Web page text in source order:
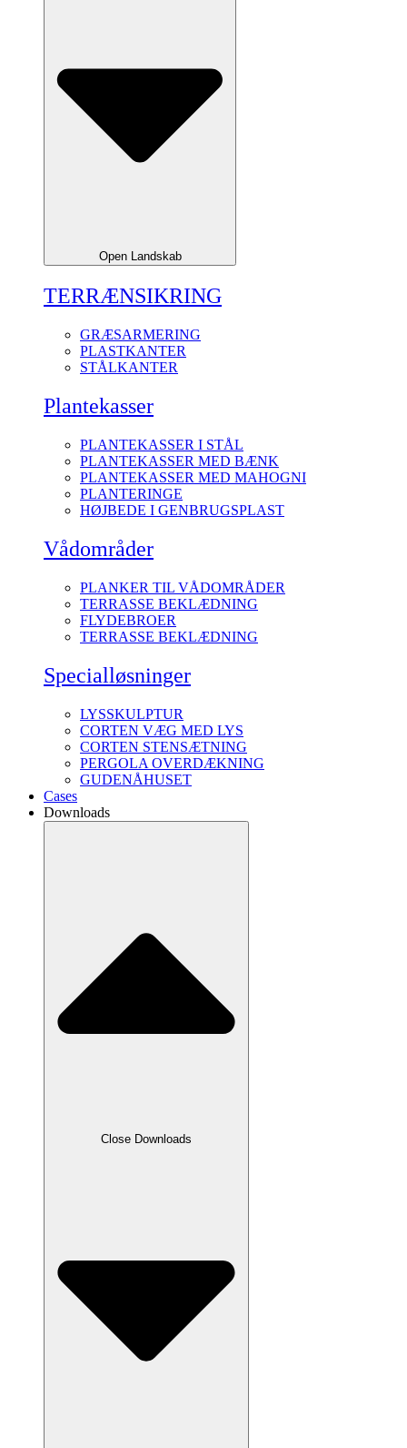
Open Landskab
TERRÆNSIKRING
GRÆSARMERING
PLASTKANTER
STÅLKANTER
Plantekasser
PLANTEKASSER I STÅL
PLANTEKASSER MED BÆNK
PLANTEKASSER MED MAHOGNI
PLANTERINGE
HØJBEDE I GENBRUGSPLAST
Vådområder
PLANKER TIL VÅDOMRÅDER
TERRASSE BEKLÆDNING
FLYDEBROER
TERRASSE BEKLÆDNING
Specialløsninger
LYSSKULPTUR
CORTEN VÆG MED LYS
CORTEN STENSÆTNING
PERGOLA OVERDÆKNING
GUDENÅHUSET
Cases
Downloads
Close Downloads